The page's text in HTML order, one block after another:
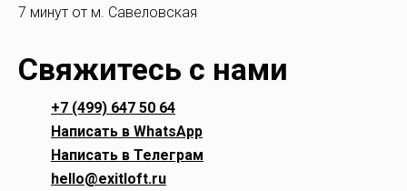
7 минут от м. Савеловская
Свяжитесь с нами
+7 (499) 647 50 64
Написать в WhatsApp
Написать в Телеграм
hello@exitloft.ru